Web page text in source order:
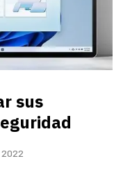
sus
2022